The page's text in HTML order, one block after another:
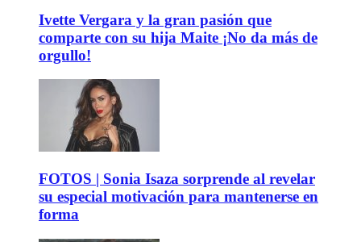
Ivette Vergara y la gran pasión que
comparte con su hija Maite ¡No da más de
orgullo!
FOTOS | Sonia Isaza sorprende al revelar
su especial motivación para mantenerse en
forma